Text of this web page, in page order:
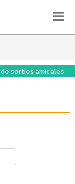
de sorties amicales